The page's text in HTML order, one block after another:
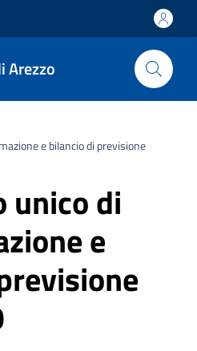
Arezzo
e bilancio di previsione
unico di
e